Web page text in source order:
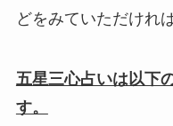
どをみていただけれ
五星三心占いは以下
す。